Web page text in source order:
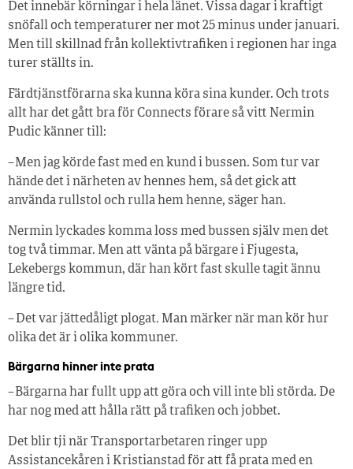
Det innebär körningar i hela länet. Vissa dagar i kraftigt
snöfall och temperaturer ner mot 25 minus under januari.
Men till skillnad från kollektiv­trafiken i regionen har inga
turer ställts in.
Färdtjänstförarna ska kunna köra sina kunder. Och trots
allt har det gått bra för Connects förare så vitt Nermin
Pudic känner till:
– Men jag körde fast med en kund i bussen. Som tur var
hände det i närheten av hennes hem, så det gick att
använda rullstol och rulla hem henne, säger han.
Nermin lyckades komma loss med bussen själv men det
tog två timmar. Men att vänta på bärgare i Fjugesta,
Lekebergs kommun, där han kört fast skulle tagit ännu
längre tid.
– Det var jättedåligt plogat. Man märker när man kör hur
olika det är i olika kommuner.
Bärgarna hinner inte prata
– Bärgarna har fullt upp att göra och vill inte bli störda. De
har nog med att hålla rätt på trafiken och jobbet.
Det blir tji när Transportarbetaren ringer upp
Assistancekåren i Kristianstad för att få prata med en